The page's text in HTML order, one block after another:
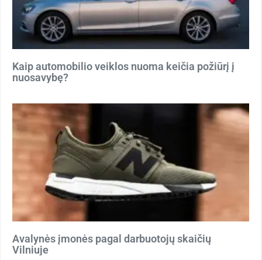
Kaip automobilio veiklos nuoma keičia požiūrį į
nuosavybę?
Avalynės įmonės pagal darbuotojų skaičių
Vilniuje